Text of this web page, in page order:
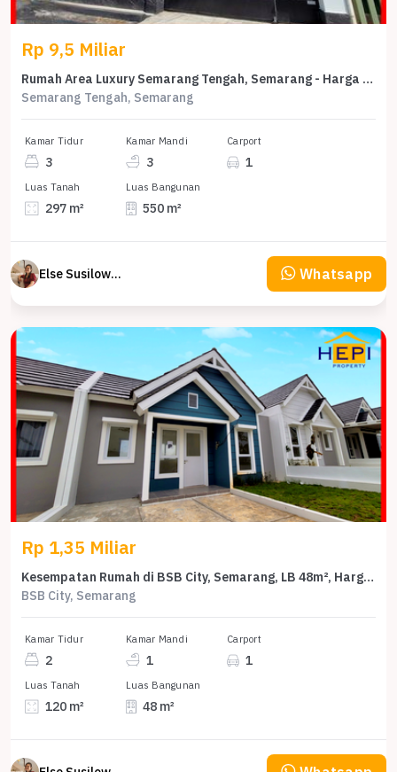
Rp 9,5 Miliar
Rumah Area Luxury Semarang Tengah, Semarang - Harga Menarik 9,5 Miliar
Semarang Tengah, Semarang
Kamar Tidur
3
Kamar Mandi
3
Carport
1
Luas Tanah
297 m²
Luas Bangunan
550 m²
Else Susilowaty Whatsapp
Rp 1,35 Miliar
Kesempatan Rumah di BSB City, Semarang, LB 48m², Harga 1,35 Miliar
BSB City, Semarang
Kamar Tidur
2
Kamar Mandi
1
Carport
1
Luas Tanah
120 m²
Luas Bangunan
48 m²